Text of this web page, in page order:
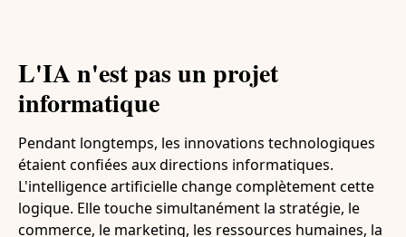
L'IA n'est pas un projet
informatique
Pendant longtemps, les innovations technologiques
étaient confiées aux directions informatiques.
L'intelligence artificielle change complètement cette
logique. Elle touche simultanément la stratégie, le
commerce, le marketing, les ressources humaines, la